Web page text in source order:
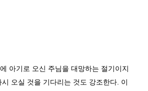
기로 오신 주님을 대망하는 절기이지
오실 것을 기다리는 것도 강조한다 이